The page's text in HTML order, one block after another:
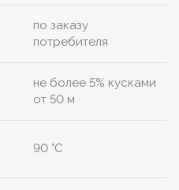
по заказу
потребителя
не более 5% кусками
от 50 м
90 °C